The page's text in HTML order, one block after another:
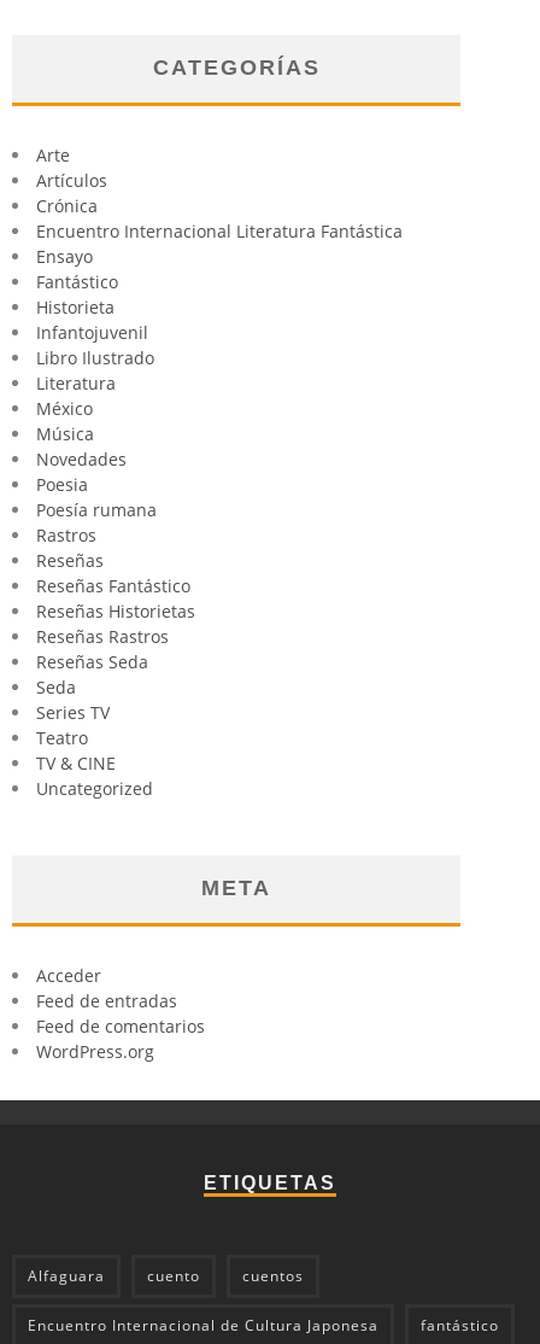
CATEGORÍAS
Arte
Artículos
Crónica
Encuentro Internacional Literatura Fantástica
Ensayo
Fantástico
Historieta
Infantojuvenil
Libro Ilustrado
Literatura
México
Música
Novedades
Poesia
Poesía rumana
Rastros
Reseñas
Reseñas Fantástico
Reseñas Historietas
Reseñas Rastros
Reseñas Seda
Seda
Series TV
Teatro
TV & CINE
Uncategorized
META
Acceder
Feed de entradas
Feed de comentarios
WordPress.org
ETIQUETAS
Alfaguara cuento cuentos
Encuentro Internacional de Cultura Japonesa fantástico